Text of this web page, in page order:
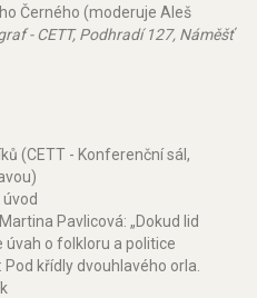
Černého (moderuje Aleš
- CETT, Podhradí 127, Náměšť
(CETT - Konferenční sál,
Pavlicová: „Dokud lid
úvah o folkloru a politice
křídly dvouhlavého orla.